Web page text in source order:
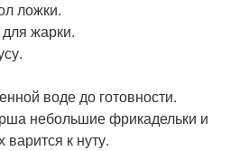
ложки.
жарки.
воде до готовности.
небольшие фрикадельки и
варится к нуту.